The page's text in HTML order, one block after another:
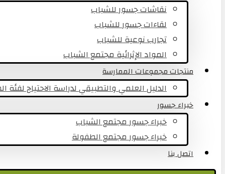
نقاشات جسور للشباب
لقاءات جسور للشباب
تجارب نوعية للشباب​
المواد الإثرائية مجتمع الشباب
منتجات مجموعات الممارسة
الدليل العلمي والتطبيقي لدراسة الاحتياج لفئة
خبراء جسور
خبراء جسور مجتمع الشباب
خبراء جسور مجتمع الطفولة
اتصل بنا